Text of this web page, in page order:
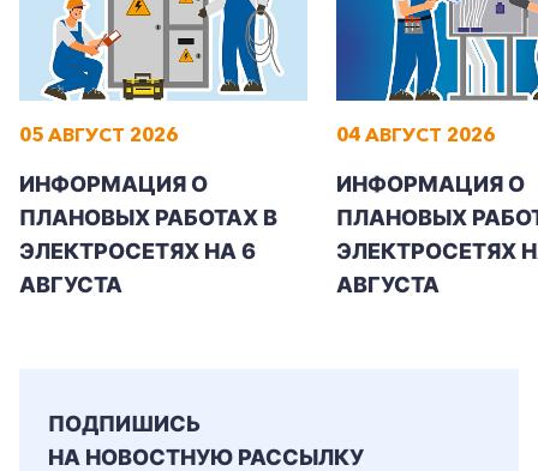
05 АВГУСТ 2026
ИНФОРМАЦИЯ О
ПЛАНОВЫХ РАБОТАХ В
ЭЛЕКТРОСЕТЯХ НА 6
АВГУСТА
04 АВГУСТ 2026
ИНФОРМАЦИЯ О
ПЛАНОВЫХ
ЭЛЕКТРОСЕТЯХ
АВГУСТА
ПОДПИШИСЬ
НА НОВОСТНУЮ РАССЫЛКУ